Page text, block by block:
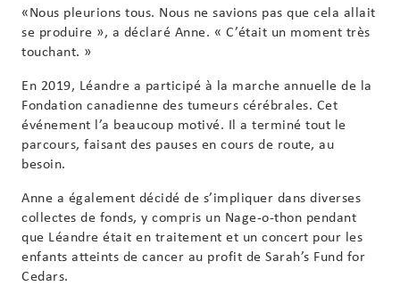
«Nous pleurions tous. Nous ne savions pas que cela allait
se produire », a déclaré Anne. « C’était un moment très
touchant. »
En 2019, Léandre a participé à la marche annuelle de la
Fondation canadienne des tumeurs cérébrales. Cet
événement l’a beaucoup motivé. Il a terminé tout le
parcours, faisant des pauses en cours de route, au
besoin.
Anne a également décidé de s’impliquer dans diverses
collectes de fonds, y compris un Nage-o-thon pendant
que Léandre était en traitement et un concert pour les
enfants atteints de cancer au profit de Sarah’s Fund for
Cedars.